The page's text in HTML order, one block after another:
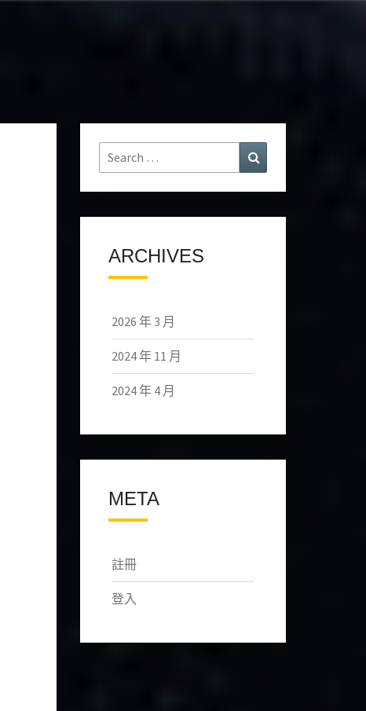
Search
for:
ARCHIVES
2026 年 3 月
2024 年 11 月
2024 年 4 月
META
註冊
登入